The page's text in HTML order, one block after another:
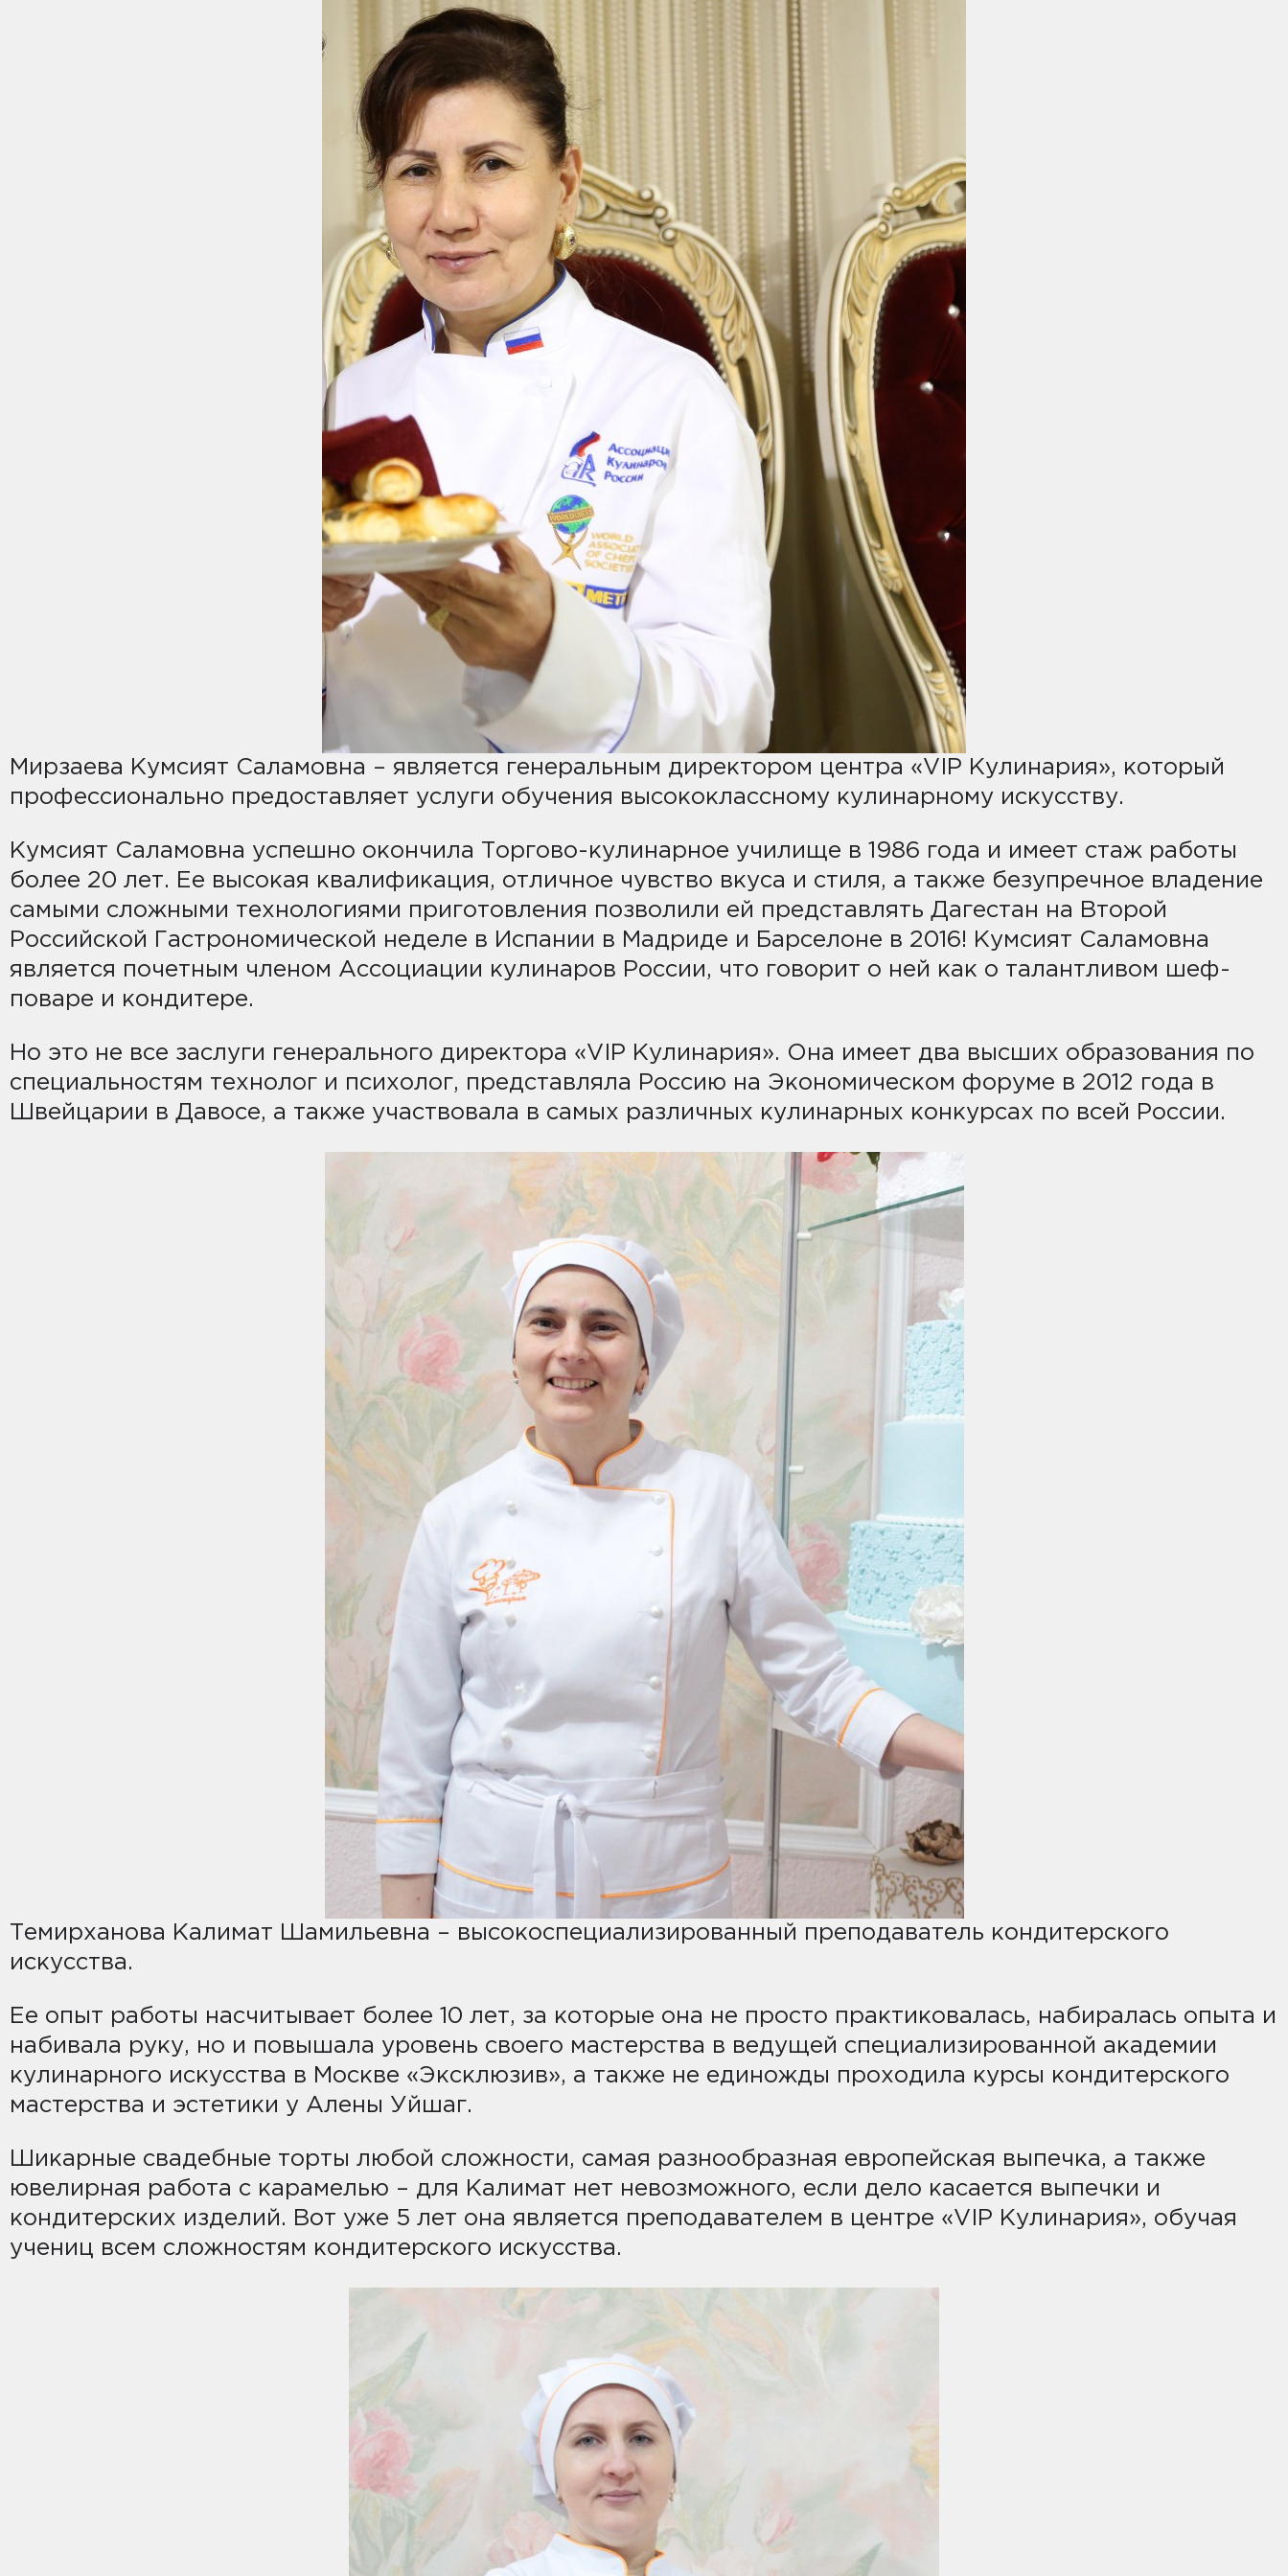
Мирзаева Кумсият Саламовна – является генеральным директором центра «VIP Кулинария», который
профессионально предоставляет услуги обучения высококлассному кулинарному искусству.
Кумсият Саламовна успешно окончила Торгово-кулинарное училище в 1986 года и имеет стаж работы
более 20 лет. Ее высокая квалификация, отличное чувство вкуса и стиля, а также безупречное владение
самыми сложными технологиями приготовления позволили ей представлять Дагестан на Второй
Российской Гастрономической неделе в Испании в Мадриде и Барселоне в 2016! Кумсият Саламовна
является почетным членом Ассоциации кулинаров России, что говорит о ней как о талантливом шеф-
поваре и кондитере.
Но это не все заслуги генерального директора «VIP Кулинария». Она имеет два высших образования по
специальностям технолог и психолог, представляла Россию на Экономическом форуме в 2012 года в
Швейцарии в Давосе, а также участвовала в самых различных кулинарных конкурсах по всей России.
Темирханова Калимат Шамильевна – высокоспециализированный преподаватель кондитерского
искусства.
Ее опыт работы насчитывает более 10 лет, за которые она не просто практиковалась, набиралась опыта и
набивала руку, но и повышала уровень своего мастерства в ведущей специализированной академии
кулинарного искусства в Москве «Эксклюзив», а также не единожды проходила курсы кондитерского
мастерства и эстетики у Алены Уйшаг.
Шикарные свадебные торты любой сложности, самая разнообразная европейская выпечка, а также
ювелирная работа с карамелью – для Калимат нет невозможного, если дело касается выпечки и
кондитерских изделий. Вот уже 5 лет она является преподавателем в центре «VIP Кулинария», обучая
учениц всем сложностям кондитерского искусства.